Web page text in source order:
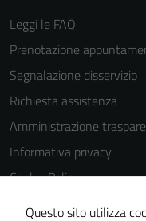
Leggi le FAQ
Prenotazione
Segnalazione disservizio
Richiesta assistenza
Amministrazione
Informativa privacy
Cookie Policy
Note legali
Questo sito utilizza